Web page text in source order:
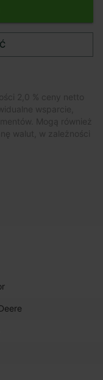
2,0 % ceny netto
wsparcie,
Mogą również
walut, w zależności